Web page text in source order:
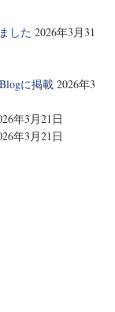
した 2026年3月31
に掲載 2026年3
年3月21日
年3月21日